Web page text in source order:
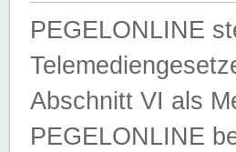
PEGELONLINE
Abschnitt VI als
PEGELONLINE